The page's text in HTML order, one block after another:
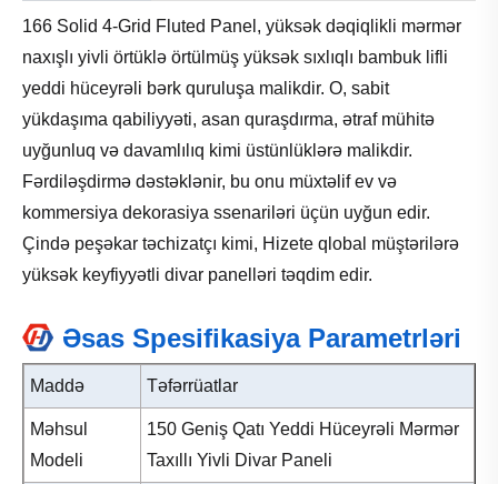
166 Solid 4-Grid Fluted Panel, yüksək dəqiqlikli mərmər
naxışlı yivli örtüklə örtülmüş yüksək sıxlıqlı bambuk lifli
yeddi hüceyrəli bərk quruluşa malikdir. O, sabit
yükdaşıma qabiliyyəti, asan quraşdırma, ətraf mühitə
uyğunluq və davamlılıq kimi üstünlüklərə malikdir.
Fərdiləşdirmə dəstəklənir, bu onu müxtəlif ev və
kommersiya dekorasiya ssenariləri üçün uyğun edir.
Çində peşəkar təchizatçı kimi, Hizete qlobal müştərilərə
yüksək keyfiyyətli divar panelləri təqdim edir.
Əsas Spesifikasiya Parametrləri
Maddə Təfərrüatlar
Məhsul
Modeli
150 Geniş Qatı Yeddi Hüceyrəli Mərmər
Taxıllı Yivli Divar Paneli